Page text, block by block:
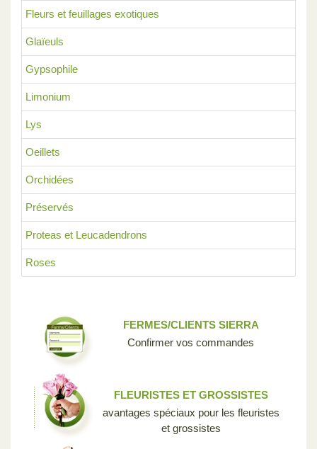
Fleurs et feuillages exotiques
Glaïeuls
Gypsophile
Limonium
Lys
Oeillets
Orchidées
Préservés
Proteas et Leucadendrons
Roses
FERMES/CLIENTS SIERRA
Confirmer vos commandes
FLEURISTES ET GROSSISTES
avantages spéciaux pour les fleuristes
et grossistes